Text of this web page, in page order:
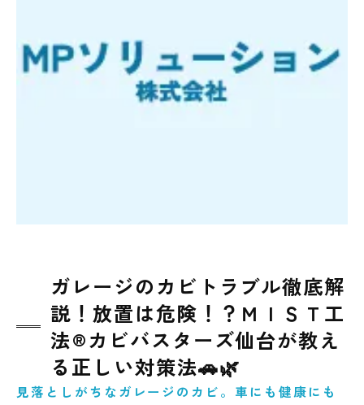
ガレージのカビトラブル徹底解
説！放置は危険！？ＭＩＳＴ工
法®カビバスターズ仙台が教え
る正しい対策法🚗🌿
見落としがちなガレージのカビ。車にも健康にも